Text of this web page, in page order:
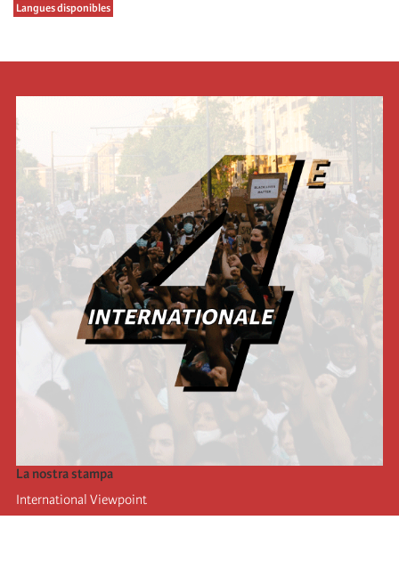
Langues disponibles
La nostra stampa
International Viewpoint